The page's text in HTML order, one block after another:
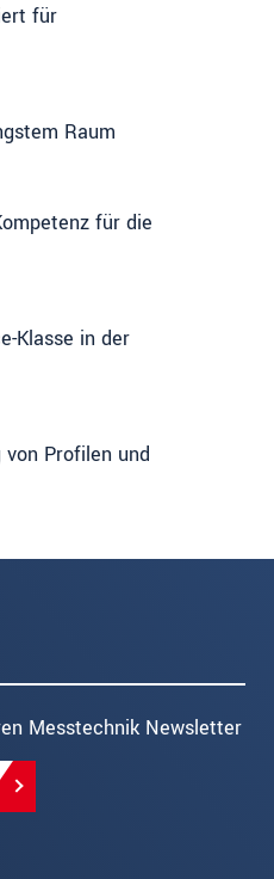
für
Raum
für die
Klasse in der
von Profilen und
Messtechnik Newsletter